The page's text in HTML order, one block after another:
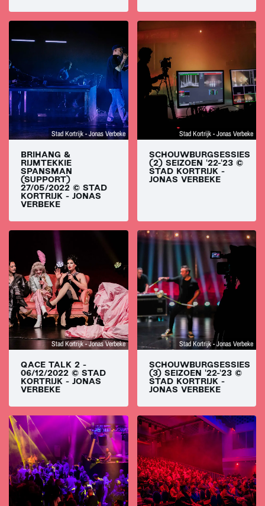
Stad Kortrijk - Jonas Verbeke
BRIHANG &
RIJMTEKKIE
SPANSMAN
(SUPPORT)
27/05/2022 © STAD
KORTRIJK - JONAS
VERBEKE
Stad Kortrijk - Jonas Verbeke
SCHOUWBURGSESSIES
(2) SEIZOEN '22-'23 ©
STAD KORTRIJK -
JONAS VERBEKE
Stad Kortrijk - Jonas Verbeke
QACE TALK 2 -
06/12/2022 © STAD
KORTRIJK - JONAS
VERBEKE
Stad Kortrijk - Jonas Verbeke
SCHOUWBURGSESSIES
(3) SEIZOEN '22-'23 ©
STAD KORTRIJK -
JONAS VERBEKE